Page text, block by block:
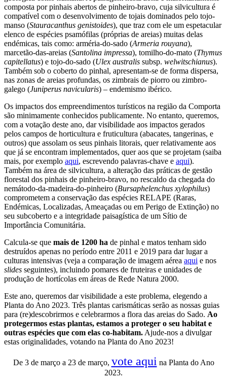
composta por pinhais abertos de pinheiro-bravo, cuja silvicultura é
compatível com o desenvolvimento de tojais dominados pelo tojo-
manso (Stauracanthus genistoides), que traz com ele um espetacular
elenco de espécies psamófilas (próprias de areias) muitas delas
endémicas, tais como: arméria-do-sado (Armeria rouyana),
marcetão-das-areias (Santolina impressa), tomilho-do-mato (Thymus
capitellatus) e tojo-do-sado (Ulex australis subsp. welwitschianus).
Também sob o coberto do pinhal, apresentam-se de forma dispersa,
nas zonas de areias profundas, os zimbrais de piorro ou zimbro-
galego (Juniperus navicularis) – endemismo ibérico.
Os impactos dos empreendimentos turísticos na região da Comporta
são minimamente conhecidos publicamente. No entanto, queremos,
com a votação deste ano, dar visibilidade aos impactos gerados
pelos campos de horticultura e fruticultura (abacates, tangerinas, e
outros) que assolam os seus pinhais litorais, quer relativamente aos
que já se encontram implementados, quer aos que se projetam (saiba
mais, por exemplo aqui, escrevendo palavras-chave e aqui).
Também na área de silvicultura, a alteração das práticas de gestão
florestal dos pinhais de pinheiro-bravo, no rescaldo da chegada do
nemátodo-da-madeira-do-pinheiro (Bursaphelenchus xylophilus)
comprometem a conservação das espécies RELAPE (Raras,
Endémicas, Localizadas, Ameaçadas ou em Perigo de Extinção) no
seu subcoberto e a integridade paisagística de um Sítio de
Importância Comunitária.
Calcula-se que mais de 1200 ha de pinhal e matos tenham sido
destruídos apenas no período entre 2011 e 2019 para dar lugar a
culturas intensivas (veja a comparação de imagem aérea aqui e nos
slides seguintes), incluindo pomares de fruteiras e unidades de
produção de hortícolas em áreas de Rede Natura 2000.
Este ano, queremos dar visibilidade a este problema, elegendo a
Planta do Ano 2023. Três plantas carismáticas serão as nossas guias
para (re)descobrirmos e celebrarmos a flora das areias do Sado. Ao
protegermos estas plantas, estamos a proteger o seu habitat e
outras espécies que com elas co-habitam.Ajude-nos a divulgar
estas originalidades, votando na Planta do Ano 2023!
De 3 de março a 23 de março, vote aquina Planta do Ano
2023.